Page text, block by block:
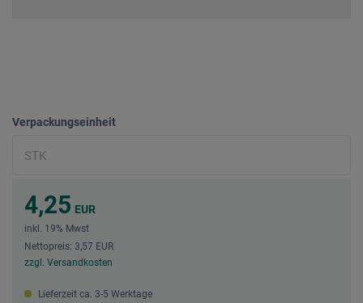
Verpackungseinheit
4,25 EUR
inkl. 19% Mwst
Nettopreis: 3,57 EUR
zzgl. Versandkosten
Lieferzeit ca. 3-5 Werktage